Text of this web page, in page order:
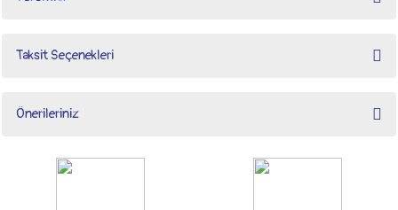
e... v... | 20/06/2025
Taksit Seçenekleri
Önerileriniz
Bu ürünün fiyat bilgisi, resim, ürün açıklamalarında ve diğer konularda yetersiz
gördüğünüz noktaları öneri formunu kullanarak tarafımıza iletebilirsiniz.